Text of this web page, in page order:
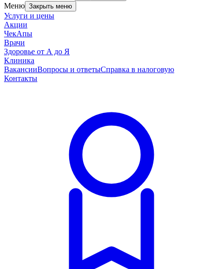
Меню Закрыть меню
Услуги и цены
Акции
ЧекАпы
Врачи
Здоровье от А до Я
Клиника
ВакансииВопросы и ответыСправка в налоговую
Контакты